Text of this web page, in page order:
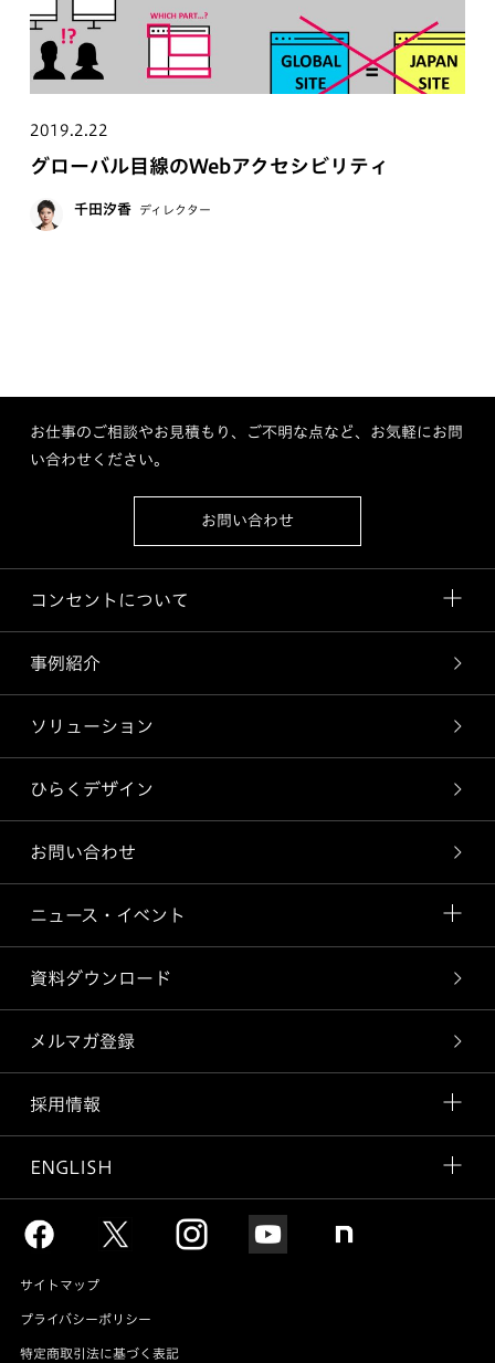
2019.2.22
グローバル目線のWebアクセシビリティ
千田汐香 ディレクター
お仕事のご相談やお見積もり、ご不明な点など、お気軽にお問
い合わせください。
お問い合わせ
コンセントについて
事例紹介
ソリューション
ひらくデザイン
お問い合わせ
ニュース・イベント
資料ダウンロード
メルマガ登録
採用情報
ENGLISH
サイトマップ
プライバシーポリシー
特定商取引法に基づく表記